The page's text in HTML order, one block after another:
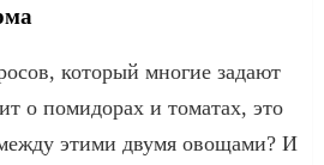
который многие задают
о помидорах и томатах, это
этими двумя овощами? И